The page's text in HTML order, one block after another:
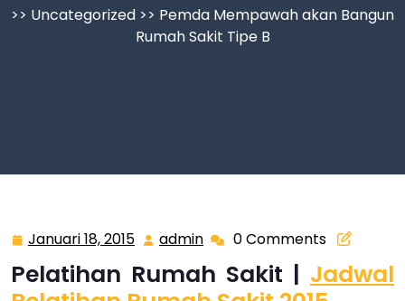
>> Uncategorized >> Pemda Mempawah akan Bangun
Rumah Sakit Tipe B
Januari 18, 2015 Januari
18,
2015
admin admin0 Comments
Pelatihan Rumah Sakit | Jadwal